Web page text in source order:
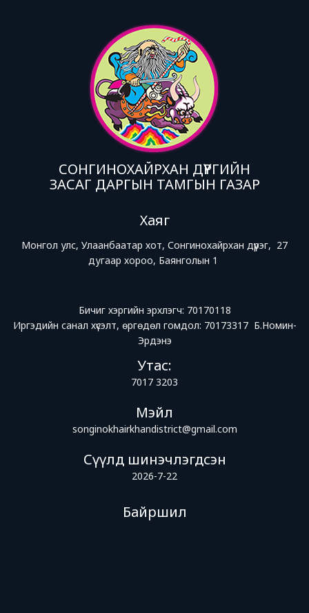
СОНГИНОХАЙРХАН ДҮҮРГИЙН
ЗАСАГ ДАРГЫН ТАМГЫН ГАЗАР
Хаяг
Монгол улс, Улаанбаатар хот, Сонгинохайрхан дүүрэг, 27
дугаар хороо, Баянголын 1
Бичиг хэргийн эрхлэгч: 70170118
Иргэдийн санал хүсэлт, өргөдөл гомдол: 70173317 Б.Номин-
Эрдэнэ
Утас:
7017 3203
Мэйл
songinokhairkhandistrict@gmail.com
Сүүлд шинэчлэгдсэн
2026-7-22
Байршил